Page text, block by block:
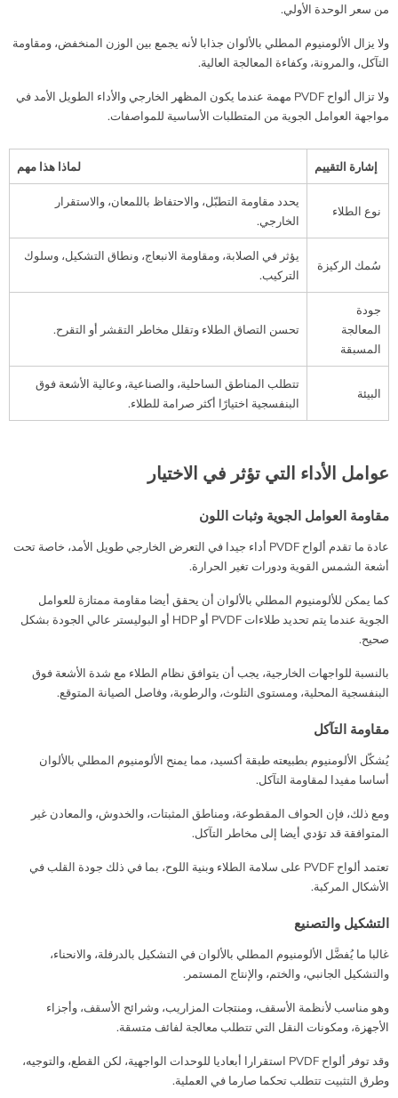
من سعر الوحدة الأولي.
ولا يزال الألومنيوم المطلي بالألوان جذابا لأنه يجمع بين الوزن المنخفض، ومقاومة
التآكل، والمرونة، وكفاءة المعالجة العالية.
ولا تزال ألواح PVDF مهمة عندما يكون المظهر الخارجي والأداء الطويل الأمد في
مواجهة العوامل الجوية من المتطلبات الأساسية للمواصفات.
إشارة التقييم لماذا هذا مهم
نوع الطلاء
يحدد مقاومة التطبّل، والاحتفاظ باللمعان، والاستقرار
الخارجي.
سُمك الركيزة
يؤثر في الصلابة، ومقاومة الانبعاج، ونطاق التشكيل، وسلوك
التركيب.
جودة
المعالجة
المسبقة
تحسن التصاق الطلاء وتقلل مخاطر التقشر أو التقرح.
البيئة
تتطلب المناطق الساحلية، والصناعية، وعالية الأشعة فوق
البنفسجية اختيارًا أكثر صرامة للطلاء.
عوامل الأداء التي تؤثر في الاختيار
مقاومة العوامل الجوية وثبات اللون
عادة ما تقدم ألواح PVDF أداء جيدا في التعرض الخارجي طويل الأمد، خاصة تحت
أشعة الشمس القوية ودورات تغير الحرارة.
كما يمكن للألومنيوم المطلي بالألوان أن يحقق أيضا مقاومة ممتازة للعوامل
الجوية عندما يتم تحديد طلاءات PVDF أو HDP أو البوليستر عالي الجودة بشكل
صحيح.
بالنسبة للواجهات الخارجية، يجب أن يتوافق نظام الطلاء مع شدة الأشعة فوق
البنفسجية المحلية، ومستوى التلوث، والرطوبة، وفاصل الصيانة المتوقع.
مقاومة التآكل
يُشكّل الألومنيوم بطبيعته طبقة أكسيد، مما يمنح الألومنيوم المطلي بالألوان
أساسا مفيدا لمقاومة التآكل.
ومع ذلك، فإن الحواف المقطوعة، ومناطق المثبتات، والخدوش، والمعادن غير
المتوافقة قد تؤدي أيضا إلى مخاطر التآكل.
تعتمد ألواح PVDF على سلامة الطلاء وبنية اللوح، بما في ذلك جودة القلب في
الأشكال المركبة.
التشكيل والتصنيع
غالبا ما يُفضَّل الألومنيوم المطلي بالألوان في التشكيل بالدرفلة، والانحناء،
والتشكيل الجانبي، والختم، والإنتاج المستمر.
وهو مناسب لأنظمة الأسقف، ومنتجات المزاريب، وشرائح الأسقف، وأجزاء
الأجهزة، ومكونات النقل التي تتطلب معالجة لفائف متسقة.
وقد توفر ألواح PVDF استقرارا أبعاديا للوحدات الواجهية، لكن القطع، والتوجيه،
وطرق التثبيت تتطلب تحكما صارما في العملية.